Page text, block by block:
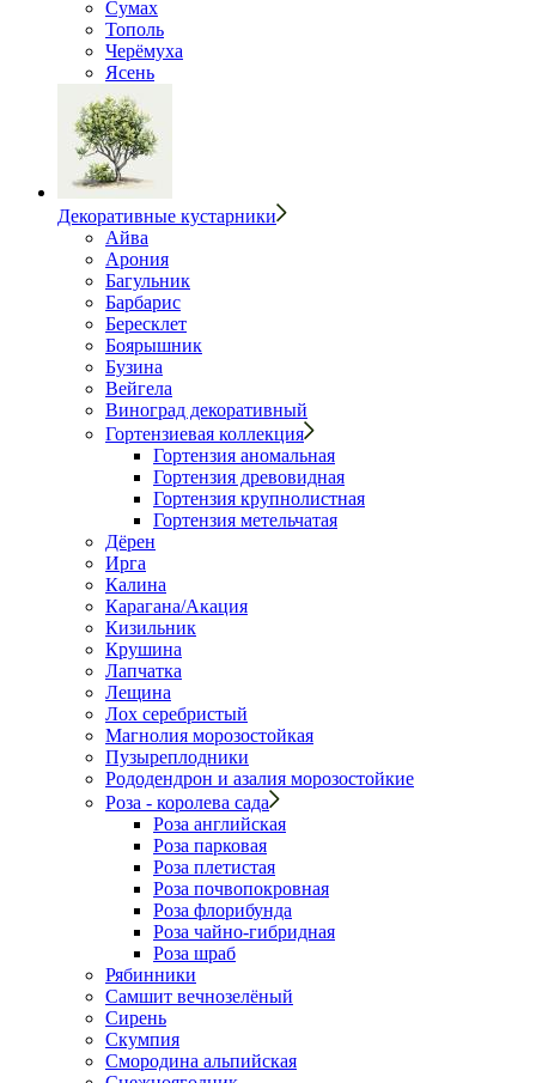
Сумах
Тополь
Черёмуха
Ясень
Декоративные кустарники
Айва
Арония
Багульник
Барбарис
Бересклет
Боярышник
Бузина
Вейгела
Виноград декоративный
Гортензиевая коллекция
Гортензия аномальная
Гортензия древовидная
Гортензия крупнолистная
Гортензия метельчатая
Дёрен
Ирга
Калина
Карагана/Акация
Кизильник
Крушина
Лапчатка
Лещина
Лох серебристый
Магнолия морозостойкая
Пузыреплодники
Рододендрон и азалия морозостойкие
Роза - королева сада
Роза английская
Роза парковая
Роза плетистая
Роза почвопокровная
Роза флорибунда
Роза чайно-гибридная
Роза шраб
Рябинники
Самшит вечнозелёный
Сирень
Скумпия
Смородина альпийская